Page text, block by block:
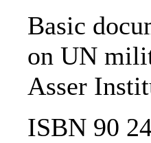
Basic
on UN
Asser
ISBN 90